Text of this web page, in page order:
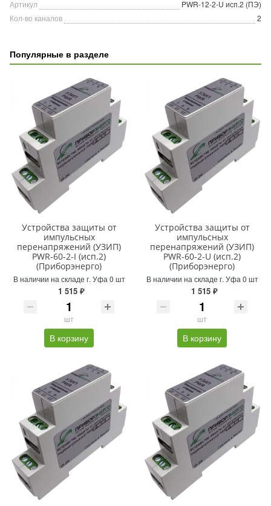
Артикул
PWR-12-2-U исп.2 (ПЭ)
Кол-во каналов
2
Популярные в разделе
Устройства защиты от
импульсных
перенапряжений (УЗИП)
PWR-60-2-I (исп.2)
(Приборэнерго)
В наличии на складе г. Уфа 0 шт
1 515 ₽
шт
В корзину
Устройства защиты от
импульсных
перенапряжений (УЗИП)
PWR-60-2-U (исп.2)
(Приборэнерго)
В наличии на складе г. Уфа 0 шт
1 515 ₽
шт
В корзину